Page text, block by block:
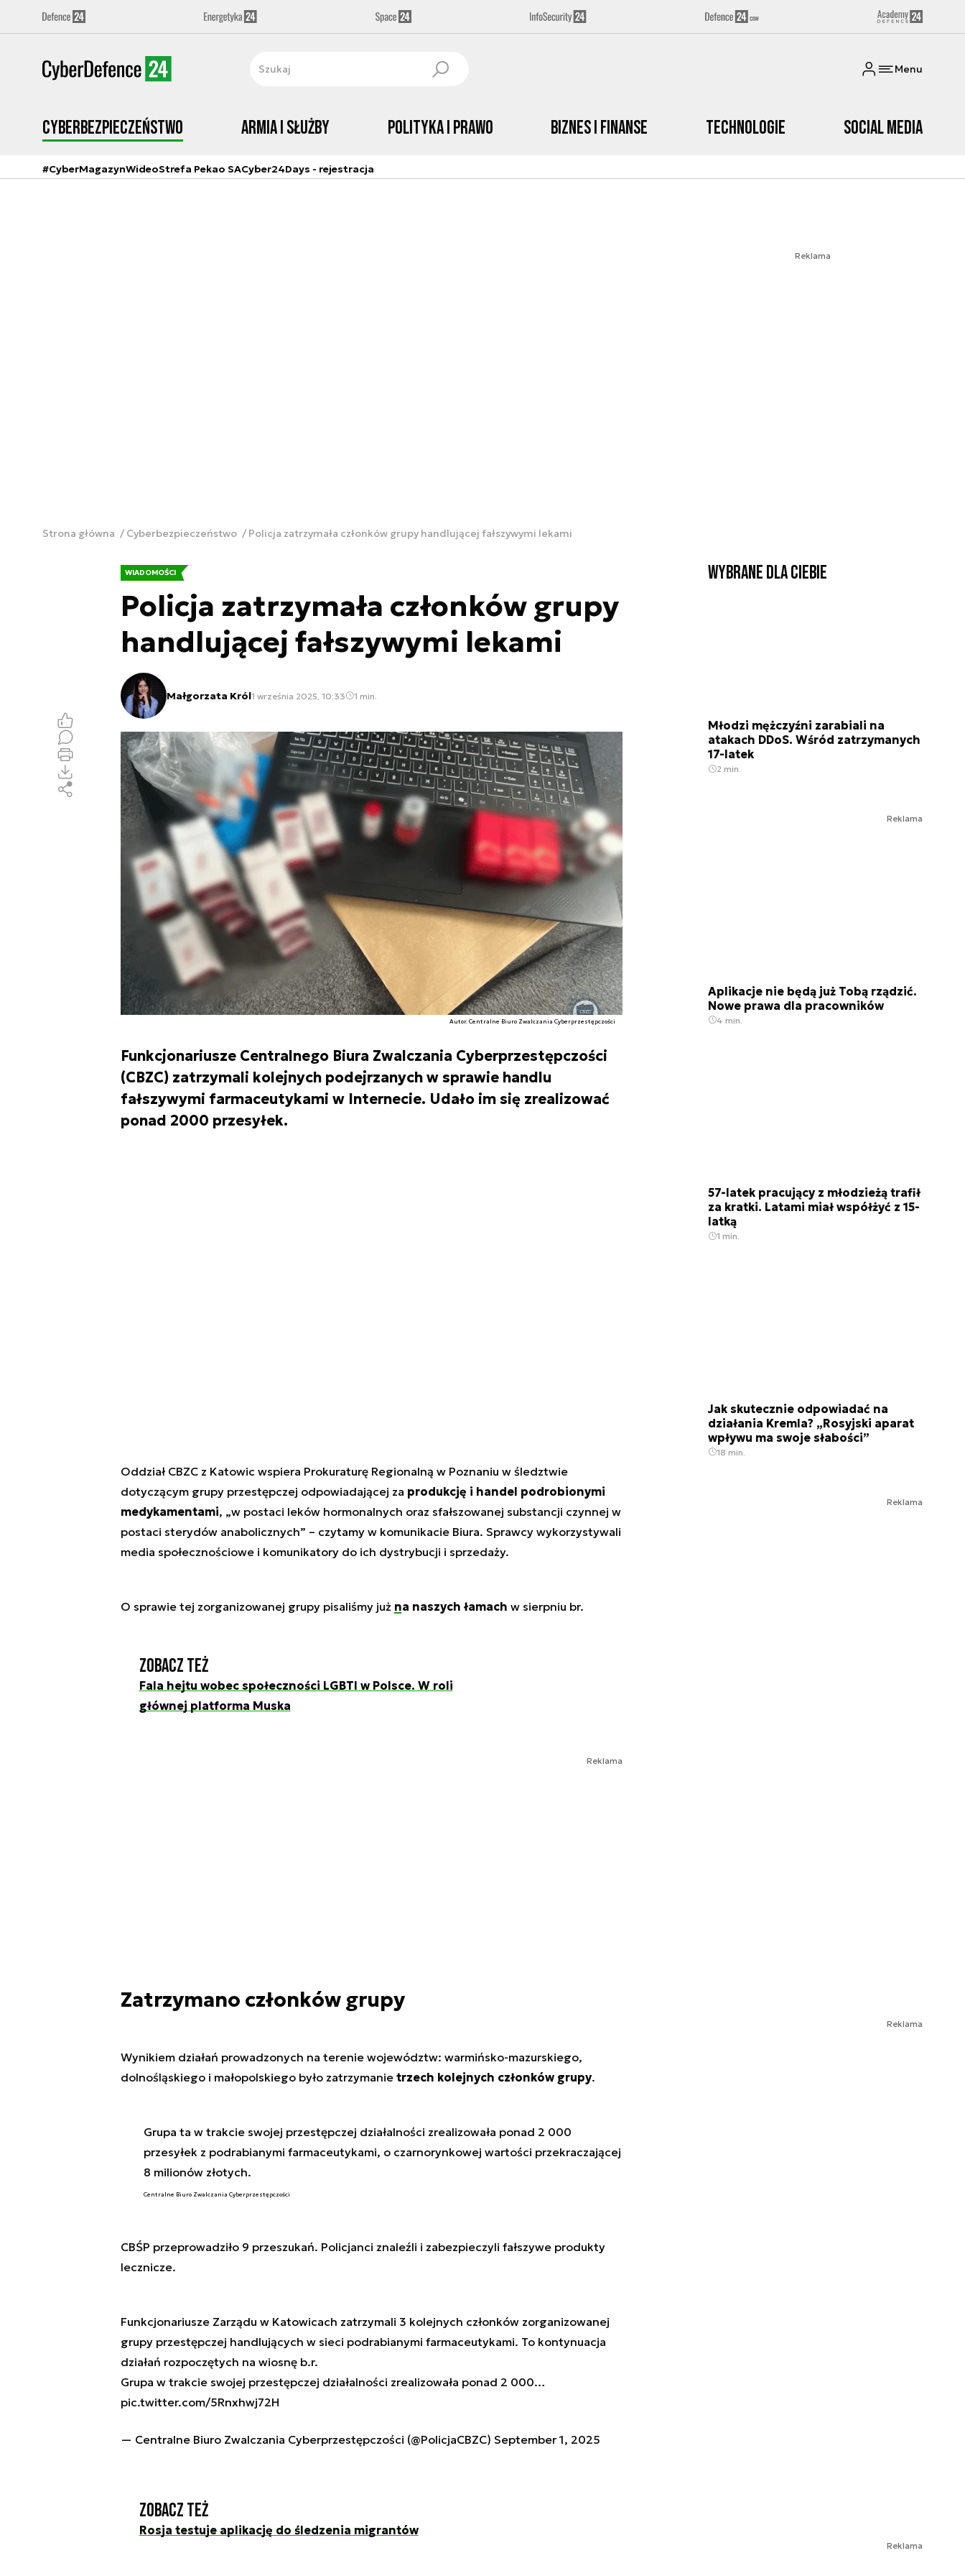
Menu
Cyberbezpieczeństwo Armia i Służby Polityka i prawo Biznes i Finanse Technologie Social media
#CyberMagazynWideoStrefa Pekao SACyber24Days - rejestracja
Reklama
Strona główna Cyberbezpieczeństwo Policja zatrzymała członków grupy handlującej fałszywymi lekami
WIADOMOŚCI
Policja zatrzymała członków grupy
handlującej fałszywymi lekami
Małgorzata Król1 września 2025, 10:33 1 min.
Autor. Centralne Biuro Zwalczania Cyberprzestępczości
Funkcjonariusze Centralnego Biura Zwalczania Cyberprzestępczości
(CBZC) zatrzymali kolejnych podejrzanych w sprawie handlu
fałszywymi farmaceutykami w Internecie. Udało im się zrealizować
ponad 2000 przesyłek.
Oddział CBZC z Katowic wspiera Prokuraturę Regionalną w Poznaniu w śledztwie
dotyczącym grupy przestępczej odpowiadającej za produkcję i handel podrobionymi
medykamentami, „w postaci leków hormonalnych oraz sfałszowanej substancji czynnej w
postaci sterydów anabolicznych” – czytamy w komunikacie Biura. Sprawcy wykorzystywali
media społecznościowe i komunikatory do ich dystrybucji i sprzedaży.
O sprawie tej zorganizowanej grupy pisaliśmy już na naszych łamach w sierpniu br.
Zobacz też
Fala hejtu wobec społeczności LGBTI w Polsce. W roli
głównej platforma Muska
Reklama
Zatrzymano członków grupy
Wynikiem działań prowadzonych na terenie województw: warmińsko-mazurskiego,
dolnośląskiego i małopolskiego było zatrzymanie trzech kolejnych członków grupy.
Grupa ta w trakcie swojej przestępczej działalności zrealizowała ponad 2 000
przesyłek z podrabianymi farmaceutykami, o czarnorynkowej wartości przekraczającej
8 milionów złotych.
Centralne Biuro Zwalczania Cyberprzestępczości
CBŚP przeprowadziło 9 przeszukań. Policjanci znaleźli i zabezpieczyli fałszywe produkty
lecznicze.
Funkcjonariusze Zarządu w Katowicach zatrzymali 3 kolejnych członków zorganizowanej
grupy przestępczej handlujących w sieci podrabianymi farmaceutykami. To kontynuacja
działań rozpoczętych na wiosnę b.r.
Grupa w trakcie swojej przestępczej działalności zrealizowała ponad 2 000…
pic.twitter.com/5Rnxhwj72H
— Centralne Biuro Zwalczania Cyberprzestępczości (@PolicjaCBZC) September 1, 2025
Zobacz też
Rosja testuje aplikację do śledzenia migrantów
Wybrane dla Ciebie
Młodzi mężczyźni zarabiali na
atakach DDoS. Wśród zatrzymanych
17-latek
2 min.
Reklama
Aplikacje nie będą już Tobą rządzić.
Nowe prawa dla pracowników
4 min.
57-latek pracujący z młodzieżą trafił
za kratki. Latami miał współżyć z 15-
latką
1 min.
Jak skutecznie odpowiadać na
działania Kremla? „Rosyjski aparat
wpływu ma swoje słabości”
18 min.
Reklama
Reklama
Reklama